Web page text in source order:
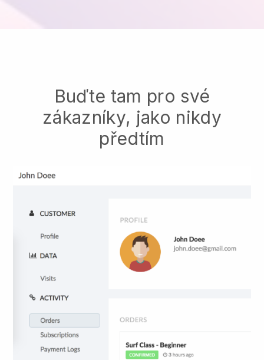
Buďte tam pro své
zákazníky, jako nikdy
předtím